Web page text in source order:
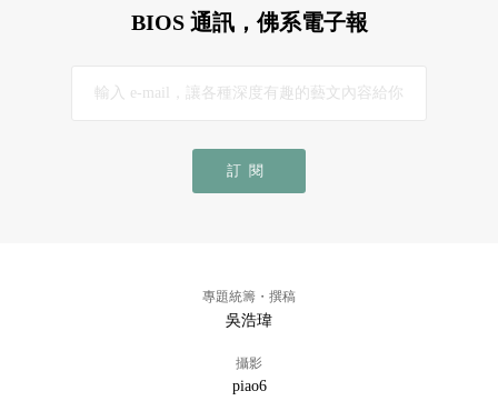
BIOS 通訊，佛系電子報
訂閱
專題統籌・撰稿
吳浩瑋
攝影
piao6